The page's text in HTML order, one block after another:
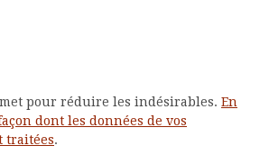
pour réduire les indésirables. En
dont les données de vos
traitées.